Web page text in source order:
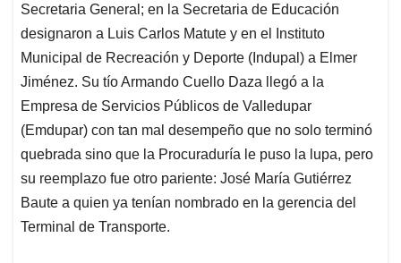
Secretaria General; en la Secretaria de Educación
designaron a Luis Carlos Matute y en el Instituto
Municipal de Recreación y Deporte (Indupal) a Elmer
Jiménez. Su tío Armando Cuello Daza llegó a la
Empresa de Servicios Públicos de Valledupar
(Emdupar) con tan mal desempeño que no solo terminó
quebrada sino que la Procuraduría le puso la lupa, pero
su reemplazo fue otro pariente: José María Gutiérrez
Baute a quien ya tenían nombrado en la gerencia del
Terminal de Transporte.